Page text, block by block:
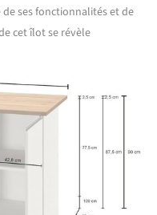
ses fonctionnalités et de
cet îlot se révèle